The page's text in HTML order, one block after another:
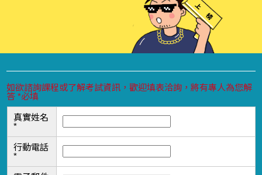
如欲諮詢課程或了解考試資訊，歡迎填表洽詢，將有專人為您解
答 *必填
真實姓名
*
行動電話
*